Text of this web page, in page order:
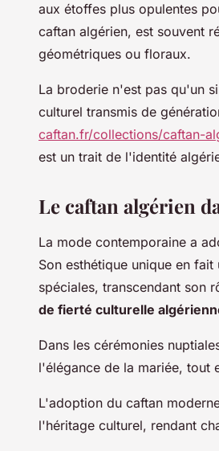
aux étoffes plus opulentes
caftan algérien, est souvent
géométriques ou floraux.
La broderie n'est pas qu'un
culturel transmis de
caftan.fr/collections/caftan-
est un trait de l'identité
Le caftan algérien
La mode contemporaine a
Son esthétique unique en
spéciales, transcendant son
de fierté culturelle
Dans les cérémonies
l'élégance de la mariée, tout
L'adoption du caftan
l'héritage culturel, rendant